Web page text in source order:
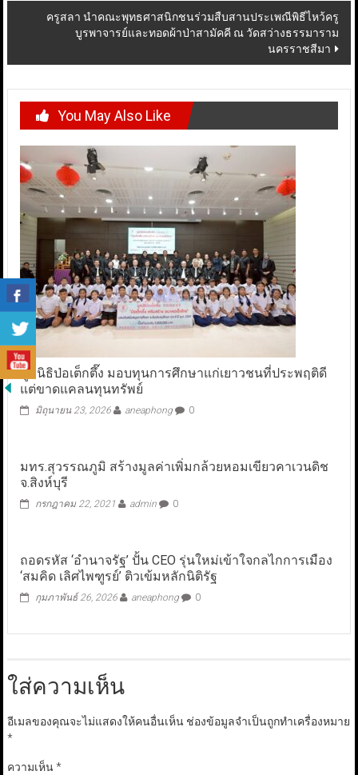
ครูสลา นำคณะพุทธศาสนิกชนร่วมสืบสานประเพณีพิธีไหว้ครู
บูรพาจารย์และทอดผ้าป่าสามัคคี ณ วัดสว่างธรรมาราม
นครราชสีมา
You May Also Like
มูลนิธิป่อเต็กตึ๊ง มอบทุนการศึกษาแก่เยาวชนที่ประพฤติดี
แต่ขาดแคลนทุนทรัพย์
มิถุนายน 23, 2026 aneaphong 0
มทร.สุวรรณภูมิ สร้างมูลค่าเพิ่มกล้วยหอมเขียวคาเวนดิช
จ.สิงห์บุรี
กรกฎาคม 22, 2021 admin 0
ถอดรหัส ‘อำนาจรัฐ’ ปั้น CEO รุ่นใหม่เข้าใจกลไกการเมือง
‘สมคิด เลิศไพฑูรย์’ ติวเข้มหลักนิติรัฐ
กุมภาพันธ์ 26, 2026 aneaphong 0
ใส่ความเห็น
อีเมลของคุณจะไม่แสดงให้คนอื่นเห็น ช่องข้อมูลจำเป็นถูกทำเครื่องหมาย
*
ความเห็น*